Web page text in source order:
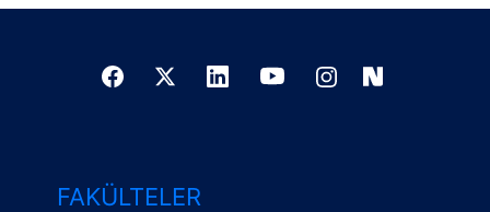
FAKÜLTELER